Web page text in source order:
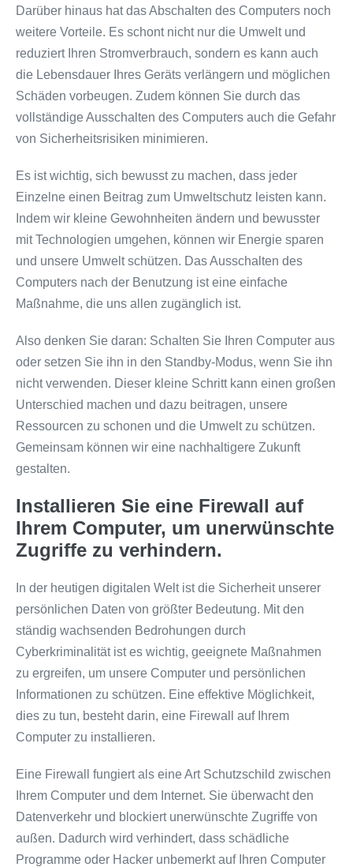
Darüber hinaus hat das Abschalten des Computers noch
weitere Vorteile. Es schont nicht nur die Umwelt und
reduziert Ihren Stromverbrauch, sondern es kann auch
die Lebensdauer Ihres Geräts verlängern und möglichen
Schäden vorbeugen. Zudem können Sie durch das
vollständige Ausschalten des Computers auch die Gefahr
von Sicherheitsrisiken minimieren.
Es ist wichtig, sich bewusst zu machen, dass jeder
Einzelne einen Beitrag zum Umweltschutz leisten kann.
Indem wir kleine Gewohnheiten ändern und bewusster
mit Technologien umgehen, können wir Energie sparen
und unsere Umwelt schützen. Das Ausschalten des
Computers nach der Benutzung ist eine einfache
Maßnahme, die uns allen zugänglich ist.
Also denken Sie daran: Schalten Sie Ihren Computer aus
oder setzen Sie ihn in den Standby-Modus, wenn Sie ihn
nicht verwenden. Dieser kleine Schritt kann einen großen
Unterschied machen und dazu beitragen, unsere
Ressourcen zu schonen und die Umwelt zu schützen.
Gemeinsam können wir eine nachhaltigere Zukunft
gestalten.
Installieren Sie eine Firewall auf
Ihrem Computer, um unerwünschte
Zugriffe zu verhindern.
In der heutigen digitalen Welt ist die Sicherheit unserer
persönlichen Daten von größter Bedeutung. Mit den
ständig wachsenden Bedrohungen durch
Cyberkriminalität ist es wichtig, geeignete Maßnahmen
zu ergreifen, um unsere Computer und persönlichen
Informationen zu schützen. Eine effektive Möglichkeit,
dies zu tun, besteht darin, eine Firewall auf Ihrem
Computer zu installieren.
Eine Firewall fungiert als eine Art Schutzschild zwischen
Ihrem Computer und dem Internet. Sie überwacht den
Datenverkehr und blockiert unerwünschte Zugriffe von
außen. Dadurch wird verhindert, dass schädliche
Programme oder Hacker unbemerkt auf Ihren Computer